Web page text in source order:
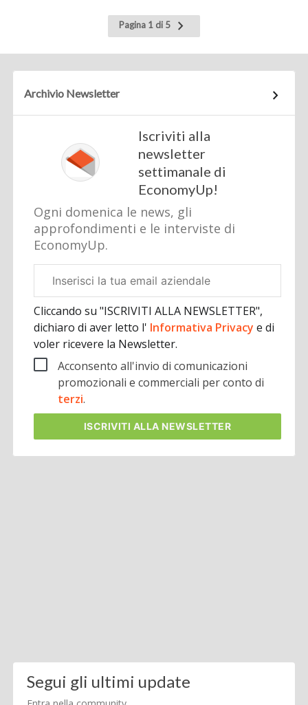
Pagina 1 di 5
Pagina
successiva
Archivio Newsletter
Iscriviti alla
newsletter
settimanale di
EconomyUp!
Ogni domenica le news, gli
approfondimenti e le interviste di
EconomyUp.
aziendale
Cliccando su "ISCRIVITI ALLA NEWSLETTER",
dichiaro di aver letto l' Informativa Privacye di
voler ricevere la Newsletter.
Acconsento all'invio di comunicazioni
promozionali e commerciali per conto di
terzi.
ISCRIVITI ALLA NEWSLETTER
Segui gli ultimi update